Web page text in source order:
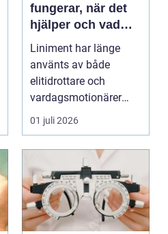
fungerar, när det
hjälper och vad
man bör tänka på
Liniment har länge
använts av både
elitidrottare och
vardagsmotionärer
för...
01 juli 2026